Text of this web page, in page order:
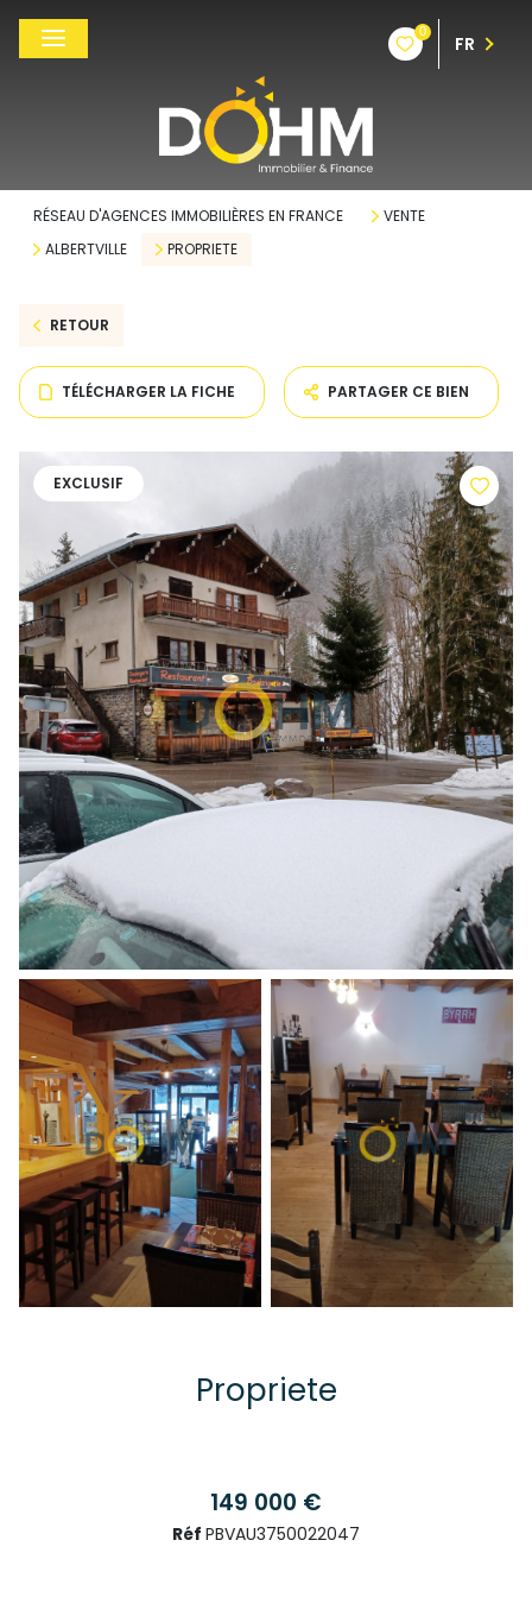
0
FR
RÉSEAU D'AGENCES IMMOBILIÈRES EN FRANCE
VENTE
ALBERTVILLE
PROPRIETE
RETOUR
TÉLÉCHARGER LA FICHE PARTAGER CE BIEN
EXCLUSIF
Propriete
149 000 €
Réf PBVAU3750022047